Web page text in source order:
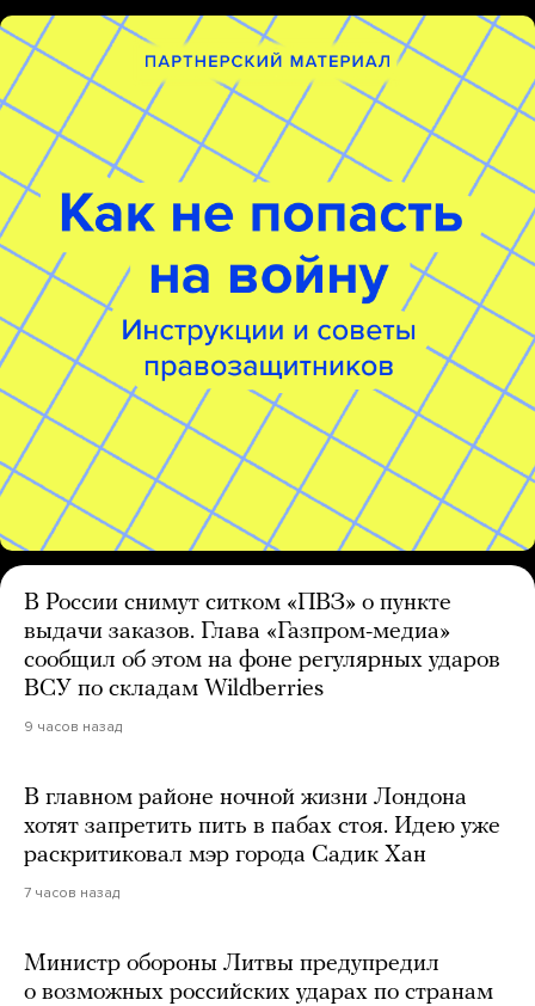
В России снимут ситком «ПВЗ» о пункте
выдачи заказов. Глава «Газпром-медиа»
сообщил об этом на фоне регулярных ударов
ВСУ по складам Wildberries
9 часов назад
В главном районе ночной жизни Лондона
хотят запретить пить в пабах стоя. Идею уже
раскритиковал мэр города Садик Хан
7 часов назад
Министр обороны Литвы предупредил
о возможных российских ударах по странам